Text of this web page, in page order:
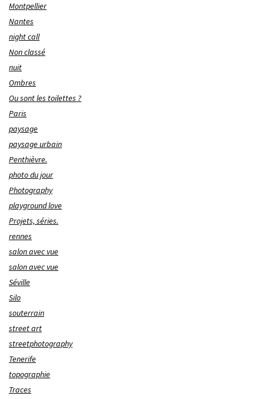
Montpellier
Nantes
night call
Non classé
nuit
Ombres
Ou sont les toilettes ?
Paris
paysage
paysage urbain
Penthièvre.
photo du jour
Photography
playground love
Projets, séries.
rennes
salon avec vue
salon avec vue
Séville
Silo
souterrain
street art
streetphotography
Tenerife
topographie
Traces